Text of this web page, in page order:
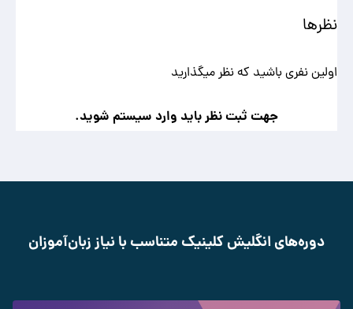
نظرها
اولین نفری باشید که نظر میگذارید
جهت ثبت نظر باید وارد سیستم شوید.
دوره‌های انگلیش کلینیک متناسب با نیاز زبان‌آموزان